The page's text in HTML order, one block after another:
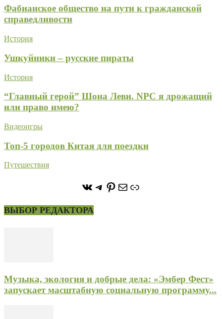
Фабианское общество на пути к гражданской
справедливости
История
Ушкуйники – русские пираты
История
“Главный герой” Шона Леви. NPC я дрожащий
или право имею?
Видеоигры
Топ-5 городов Китая для поездки
Путешествия
https://vk.com/
https://t.me/stoneforest
https://
ПочтаСсылка
ВЫБОР РЕДАКТОРА
Музыка, экология и добрые дела: «Эмбер Фест»
запускает масштабную социальную программу...